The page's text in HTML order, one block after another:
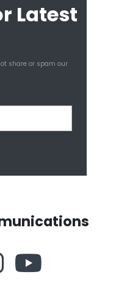
Latest
share or spam our